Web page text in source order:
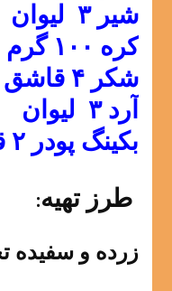
شیر ۳ لیوان
کره ۱۰۰ گرم
شکر ۴ قاشق غذاخوری
آرد ۳ لیوان
بکینگ پودر ۲ قاشق چایخوری
طرز تهیه:
زرده و سفیده